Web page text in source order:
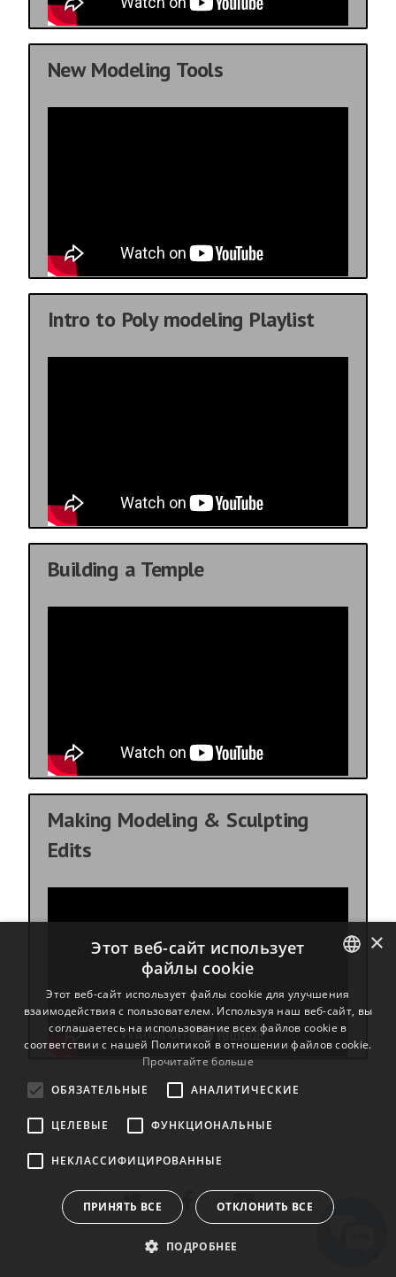
New Modeling Tools
Intro to Poly modeling Playlist
Building a Temple
Making Modeling & Sculpting
Edits
ENGLISH
BULGARIAN
CROATIAN
FINNISH
×
Этот веб-сайт использует
файлы cookie
Этот веб-сайт использует файлы cookie для улучшения
взаимодействия с пользователем. Используя наш веб-сайт, вы
соглашаетесь на использование всех файлов cookie в
соответствии с нашей Политикой в ​​отношении файлов cookie.
Прочитайте больше
ОБЯЗАТЕЛЬНЫЕ
АНАЛИТИЧЕСКИЕ
ЦЕЛЕВЫЕ ФУНКЦИОНАЛЬНЫЕ
НЕКЛАССИФИЦИРОВАННЫЕ
ПРИНЯТЬ ВСЕ ОТКЛОНИТЬ ВСЕ
ПОДРОБНЕЕ